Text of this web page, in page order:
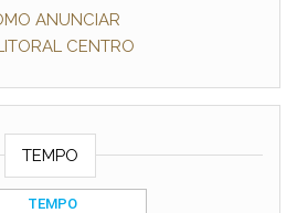
ANUNCIAR
CENTRO
TEMPO